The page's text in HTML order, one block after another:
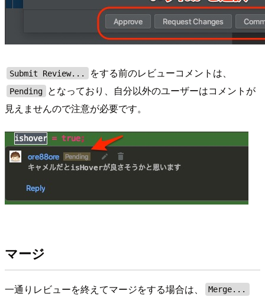
Submit Review... をする前のレビューコメントは、
Pending
となっており、自分以外のユーザーはコメントが
見えませんので注意が必要です。
マージ
一通りレビューを終えてマージをする場合は、 Merge...